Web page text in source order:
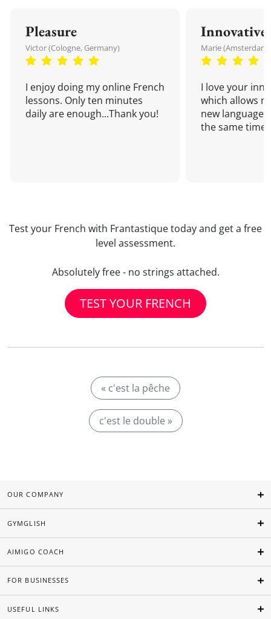
Pleasure
Victor (Cologne, Germany)
I enjoy doing my online French
lessons. Only ten minutes
daily are enough...Thank you!
Innovative
Marie
I love your
which allows
new language
the same time!
Test your French with Frantastique today and get a free
level assessment.
Absolutely free - no strings attached.
TEST YOUR FRENCH
« c'est la pêche
c'est le double »
OUR COMPANY
GYMGLISH
AIMIGO COACH
FOR BUSINESSES
USEFUL LINKS